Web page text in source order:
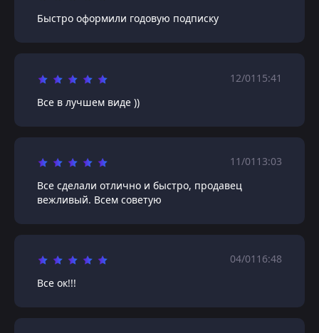
Быстро оформили годовую подписку
12/01 15:41
Все в лучшем виде ))
11/01 13:03
Все сделали отлично и быстро, продавец
вежливый. Всем советую
04/01 16:48
Все ок!!!